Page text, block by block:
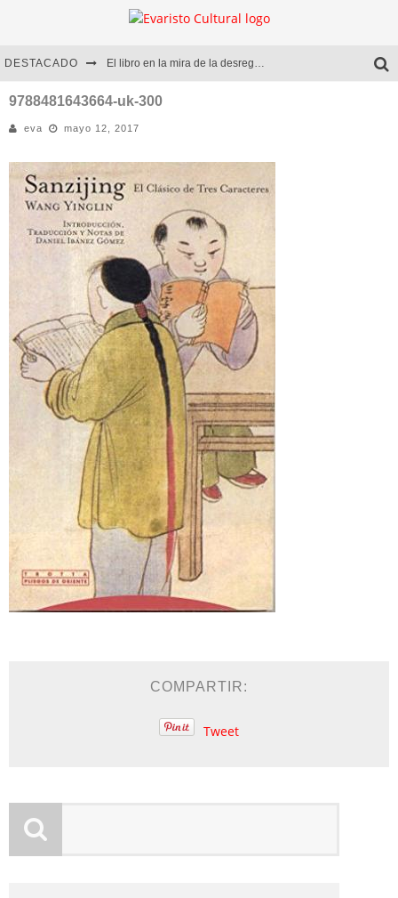
DESTACADO El libro en la mira de la desregulación
Marcelo Rubio | El llovedor
Diego Meret | Hotel Acapulco
Alejandra Correa | La nieve
9788481643664-uk-300
eva mayo 12, 2017
COMPARTIR:
Tweet